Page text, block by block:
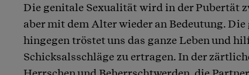
Die genitale Sexualität wird in der Pubertät
aber mit dem Alter wieder an Bedeutung.
hingegen tröstet uns das ganze Leben und
Schicksalsschläge zu ertragen. In der